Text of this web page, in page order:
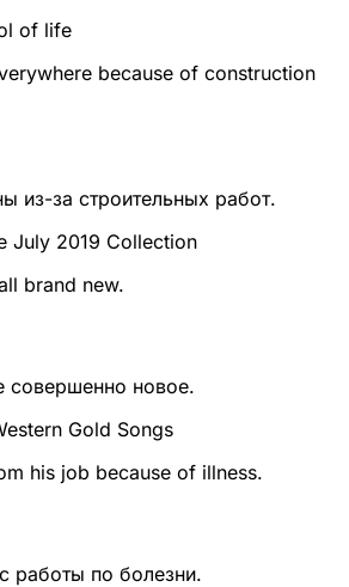
of life
because of construction
из-за строительных работ.
July 2019 Collection
brand new.
совершенно новое.
Gold Songs
his job because of illness.
работы по болезни.